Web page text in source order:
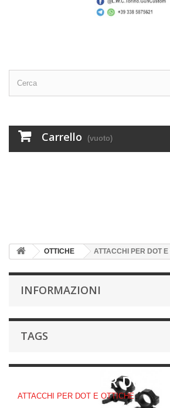
Carrello (vuoto)
OTTICHE ATTACCHI PER DOT E
INFORMAZIONI
TAGS
ATTACCHI PER DOT E
ATTACCHI PER DOT E OTTICHE